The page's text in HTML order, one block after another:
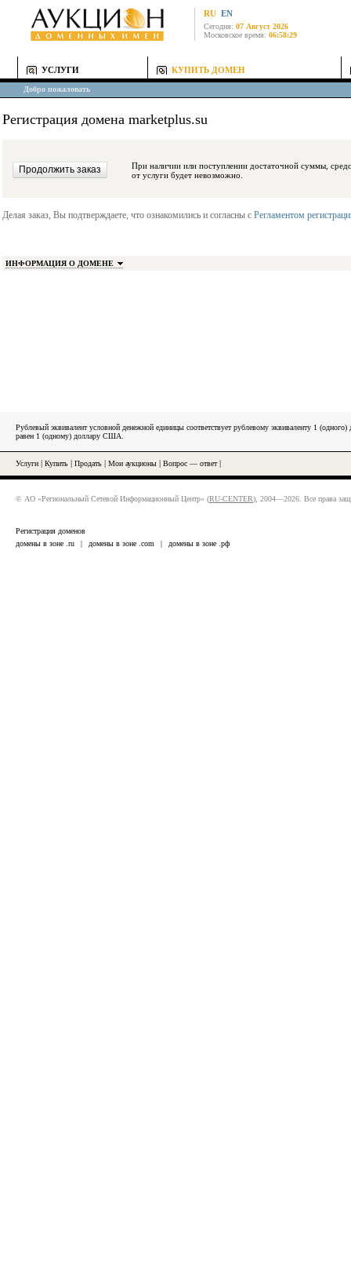
RU EN
Сегодня: 07 Август 2026
Московское время: 06:58:29
УСЛУГИ КУПИТЬ ДОМЕН
Добро пожаловать
Регистрация домена marketplus.su
При наличии или поступлении достаточной суммы, средства будут
от услуги будет невозможно.
Делая заказ, Вы подтверждаете, что ознакомились и согласны с Регламентом
ИНФОРМАЦИЯ О ДОМЕНЕ
Рублевый эквивалент условной денежной единицы соответствует рублевому эквиваленту 1
равен 1 (одному) доллару США.
Услуги Купить Продать Мои аукционы Вопрос — ответ|
© АО «Региональный Сетевой Информационный Центр» (RU-CENTER), 2004—2026. Все права
Регистрация доменов
домены в зоне .ru
| домены в зоне .com | домены в зоне .рф